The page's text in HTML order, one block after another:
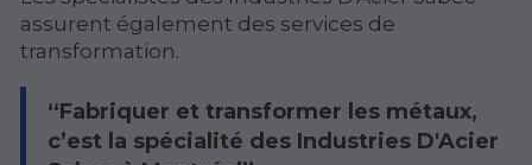
assurent également des services de
transformation.
Fabriquer et transformer les métaux,
c’est la spécialité des Industries D'Acier